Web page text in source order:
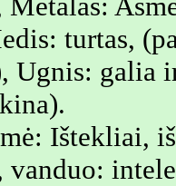
turtas,
Ugnis: galia
Ištekliai,
vanduo: